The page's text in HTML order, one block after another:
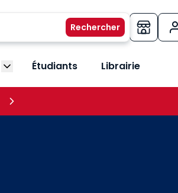
Vos métiers
Afficher le sous-menu Vos besoins
Étudiants Librairie